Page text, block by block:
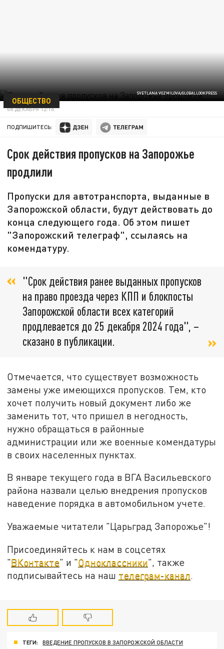
SVETLANA VOZMILOVA/GLOBALLOOKPRESS
ОБЩЕСТВО
08 ДЕКАБРЯ 12:16
ПОДПИШИТЕСЬ:
Срок действия пропусков на Запорожье
продлили
Пропуски для автотранспорта, выданные в
Запорожской области, будут действовать до
конца следующего года. Об этом пишет
"Запорожский телеграф", ссылаясь на
комендатуру.
"Срок действия ранее выданных пропусков
на право проезда через КПП и блокпосты
Запорожской области всех категорий
продлевается до 25 декабря 2024 года", –
сказано в публикации.
Отмечается, что существует возможность
замены уже имеющихся пропусков. Тем, кто
хочет получить новый документ либо же
заменить тот, что пришел в негодность,
нужно обращаться в районные
администрации или же военные комендатуры
в своих населенных пунктах.
В январе текущего года в ВГА Васильевского
района назвали целью внедрения пропусков
наведение порядка в автомобильном учете.
Уважаемые читатели "Царьград Запорожье"!
Присоединяйтесь к нам в соцсетях
"ВКонтакте" и "Одноклассники", также
подписывайтесь на наш телеграм-канал.
ТЕГИ:
ВВЕДЕНИЕ ПРОПУСКОВ В ЗАПОРОЖСКОЙ ОБЛАСТИ